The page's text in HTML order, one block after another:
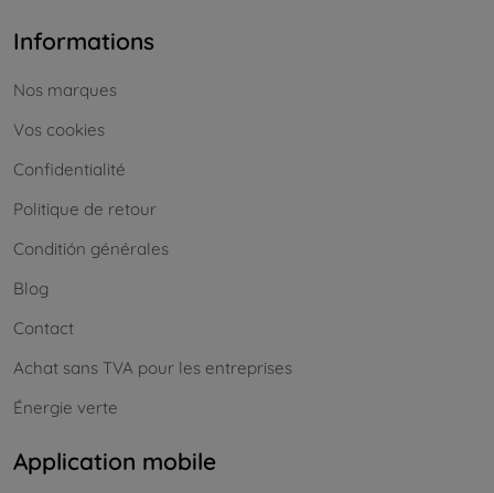
Informations
Nos marques
Vos cookies
Confidentialité
Politique de retour
Conditión générales
Blog
Contact
Achat sans TVA pour les entreprises
Énergie verte
Application mobile